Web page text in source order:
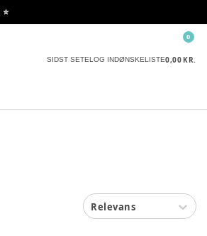
SIDST SETELOG INDØNSKELISTE0,00 KR.
0
Relevans